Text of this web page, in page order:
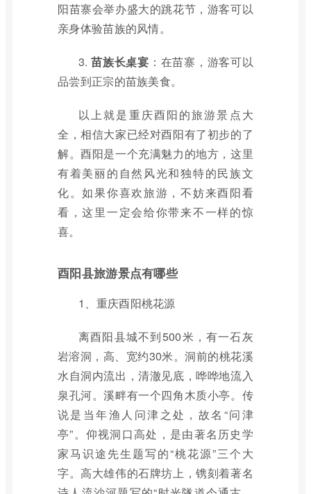
阳苗寨会举办盛大的跳花节，游客可以
亲身体验苗族的风情。
3.苗族长桌宴 ：在苗寨，游客可以
品尝到正宗的苗族美食。
以上就是重庆酉阳的旅游景点大
全，相信大家已经对酉阳有了初步的了
解。酉阳是一个充满魅力的地方，这里
有着美丽的自然风光和独特的民族文
化。如果你喜欢旅游，不妨来酉阳看
看，这里一定会给你带来不一样的惊
喜。
酉阳县旅游景点有哪些
1、重庆酉阳桃花源
离酉阳县城不到500米，有一石灰
岩溶洞，高、宽约30米。洞前的桃花溪
水自洞内流出，清澈见底，哗哗地流入
泉孔河。溪畔有一个四角木质小亭。传
说是当年渔人问津之处，故名“问津
亭”。仰视洞口高处，是由著名历史学
家马识途先生题写的“桃花源”三个大
字。高大雄伟的石牌坊上，镌刻着著名